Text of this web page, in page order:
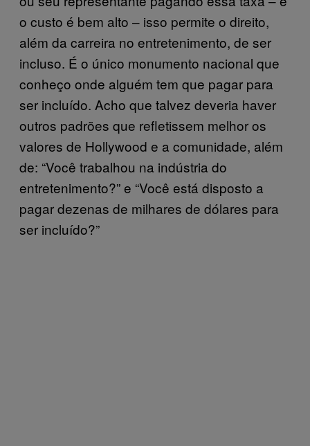
o custo é bem alto – isso permite o direito,
além da carreira no entretenimento, de ser
incluso. É o único monumento nacional que
conheço onde alguém tem que pagar para
ser incluído. Acho que talvez deveria haver
outros padrões que refletissem melhor os
valores de Hollywood e a comunidade, além
de: “Você trabalhou na indústria do
entretenimento?” e “Você está disposto a
pagar dezenas de milhares de dólares para
ser incluído?”